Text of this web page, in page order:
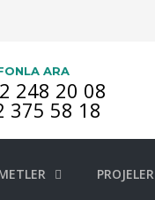
ARA
248 20 08
375 58 18
PROJELER